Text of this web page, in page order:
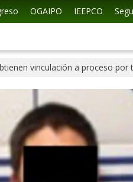
OGAIPO IEEPCO
vinculación a proceso